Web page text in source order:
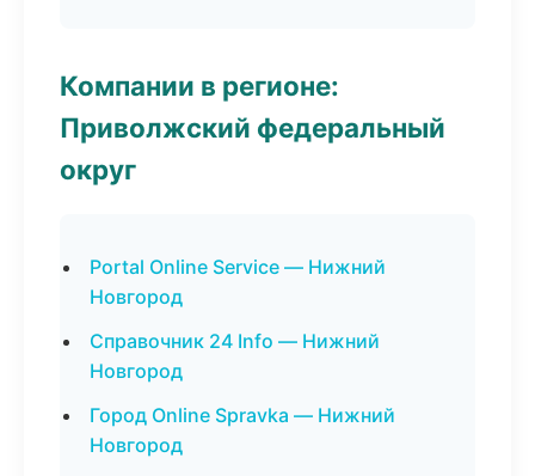
Компании в регионе:
Приволжский федеральный
округ
Portal Online Service — Нижний
Новгород
Справочник 24 Info — Нижний
Новгород
Город Online Spravka — Нижний
Новгород